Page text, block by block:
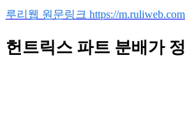
루리웹 원문링크 https://
헌트릭스 파트 분배가